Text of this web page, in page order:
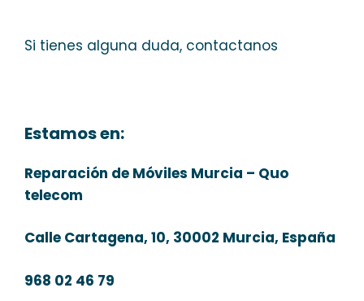
Si tienes alguna duda, contactanos
Estamos en:
Reparación de Móviles Murcia – Quo
telecom
Calle Cartagena, 10, 30002 Murcia, España
968 02 46 79